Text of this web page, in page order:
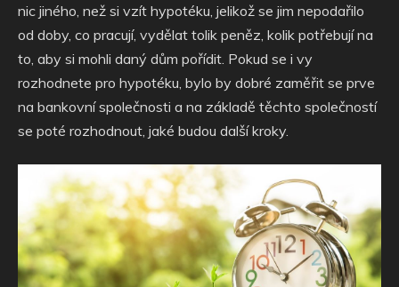
nic jiného, než si vzít hypotéku, jelikož se jim nepodařilo
od doby, co pracují, vydělat tolik peněz, kolik potřebují na
to, aby si mohli daný dům pořídit. Pokud se i vy
rozhodnete pro hypotéku, bylo by dobré zaměřit se prve
na bankovní společnosti a na základě těchto společností
se poté rozhodnout, jaké budou další kroky.